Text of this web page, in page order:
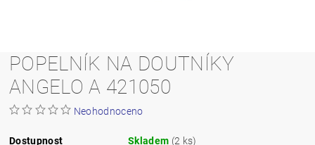
POPELNÍK NA DOUTNÍKY
ANGELO A 421050
Neohodnoceno
Dostupnost Skladem (2 ks)